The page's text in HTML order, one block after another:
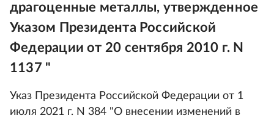
драгоценные металлы, утвержденное
Указом Президента Российской
Федерации от 20 сентября 2010 г. N
1137 "
Указ Президента Российской Федерации от 1
июля 2021 г. N 384 "О внесении изменений в